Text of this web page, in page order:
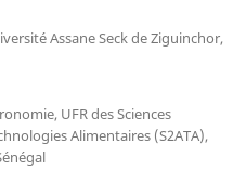
Assane Seck de Ziguinchor,
UFR des Sciences
Alimentaires (S2ATA),